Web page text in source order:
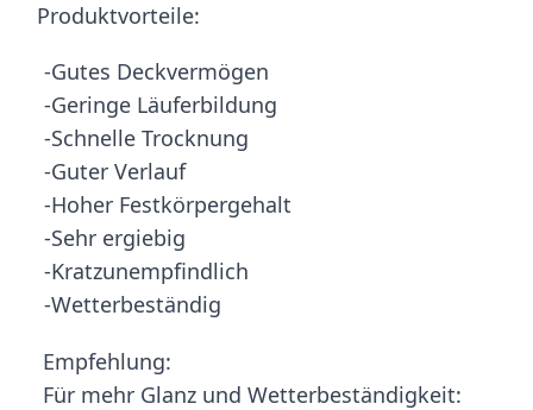
Produktvorteile:
-Gutes Deckvermögen
-Geringe Läuferbildung
-Schnelle Trocknung
-Guter Verlauf
-Hoher Festkörpergehalt
-Sehr ergiebig
-Kratzunempfindlich
-Wetterbeständig
Empfehlung:
Für mehr Glanz und Wetterbeständigkeit: